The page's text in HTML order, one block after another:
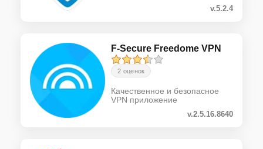
v.5.2.4
F-Secure Freedome VPN
2 оценок
Качественное и безопасное
VPN приложение
v.2.5.16.8640